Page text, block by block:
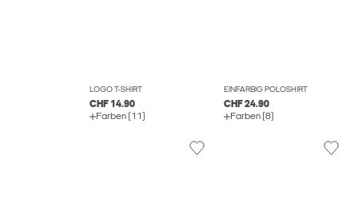
LOGO T-SHIRT
CHF 14.90
Farben (11)
EINFARBIG POLOSHIRT
CHF 24.90
Farben (8)